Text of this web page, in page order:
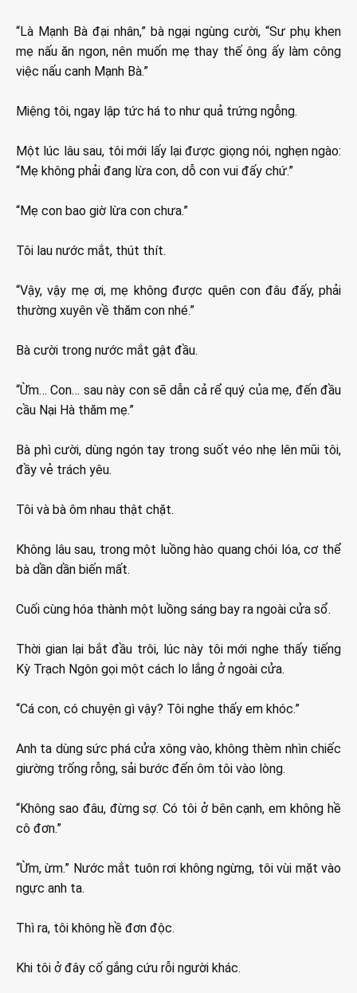
“Là Mạnh Bà đại nhân,” bà ngại ngùng cười, “Sư phụ khen
mẹ nấu ăn ngon, nên muốn mẹ thay thế ông ấy làm công
việc nấu canh Mạnh Bà.”
Miệng tôi, ngay lập tức há to như quả trứng ngỗng.
Một lúc lâu sau, tôi mới lấy lại được giọng nói, nghẹn ngào:
“Mẹ không phải đang lừa con, dỗ con vui đấy chứ.”
“Mẹ con bao giờ lừa con chưa.”
Tôi lau nước mắt, thút thít.
“Vậy, vậy mẹ ơi, mẹ không được quên con đâu đấy, phải
thường xuyên về thăm con nhé.”
Bà cười trong nước mắt gật đầu.
“Ừm… Con… sau này con sẽ dẫn cả rể quý của mẹ, đến đầu
cầu Nại Hà thăm mẹ.”
Bà phì cười, dùng ngón tay trong suốt véo nhẹ lên mũi tôi,
đầy vẻ trách yêu.
Tôi và bà ôm nhau thật chặt.
Không lâu sau, trong một luồng hào quang chói lóa, cơ thể
bà dần dần biến mất.
Cuối cùng hóa thành một luồng sáng bay ra ngoài cửa sổ.
Thời gian lại bắt đầu trôi, lúc này tôi mới nghe thấy tiếng
Kỳ Trạch Ngôn gọi một cách lo lắng ở ngoài cửa.
“Cá con, có chuyện gì vậy? Tôi nghe thấy em khóc.”
Anh ta dùng sức phá cửa xông vào, không thèm nhìn chiếc
giường trống rỗng, sải bước đến ôm tôi vào lòng.
“Không sao đâu, đừng sợ. Có tôi ở bên cạnh, em không hề
cô đơn.”
“Ừm, ừm.” Nước mắt tuôn rơi không ngừng, tôi vùi mặt vào
ngực anh ta.
Thì ra, tôi không hề đơn độc.
Khi tôi ở đây cố gắng cứu rỗi người khác.